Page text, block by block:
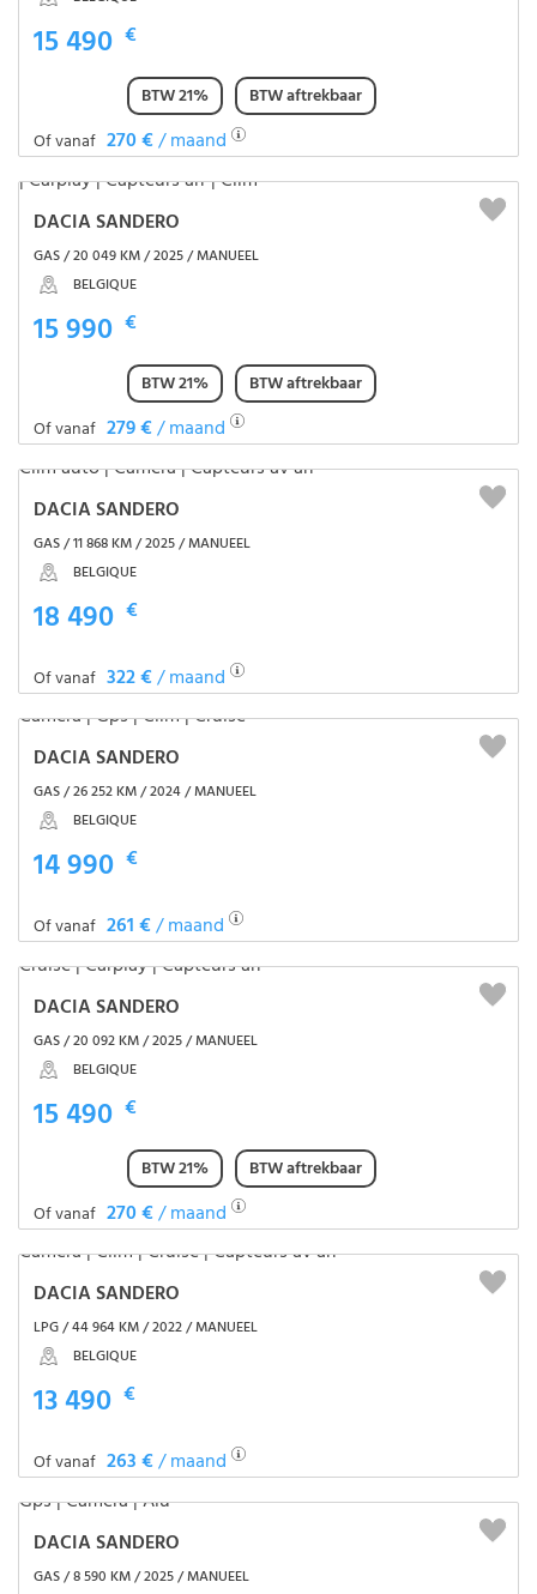
15 490 €
BTW 21%
BTW aftrekbaar
Of vanaf 270 €/ maand
DACIA SANDERO
GAS / 20 049 KM / 2025 / MANUEEL
BELGIQUE
15 990 €
BTW 21%
BTW aftrekbaar
Of vanaf 279 €/ maand
DACIA SANDERO
GAS / 11 868 KM / 2025 / MANUEEL
BELGIQUE
18 490 €
Of vanaf 322 €/ maand
DACIA SANDERO
GAS / 26 252 KM / 2024 / MANUEEL
BELGIQUE
14 990 €
Of vanaf 261 €/ maand
DACIA SANDERO
GAS / 20 092 KM / 2025 / MANUEEL
BELGIQUE
15 490 €
BTW 21%
BTW aftrekbaar
Of vanaf 270 €/ maand
DACIA SANDERO
LPG / 44 964 KM / 2022 / MANUEEL
BELGIQUE
13 490 €
Of vanaf 263 €/ maand
DACIA SANDERO
GAS / 8 590 KM / 2025 / MANUEEL